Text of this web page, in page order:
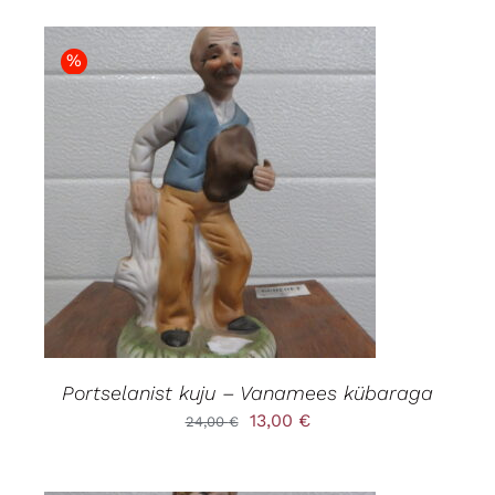
%
LISA KORVI
/
DETAILS
Portselanist kuju – Vanamees kübaraga
24,00€
Algne
13,00 €Praegune